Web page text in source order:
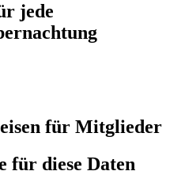
jede
für Mitglieder
für diese Daten